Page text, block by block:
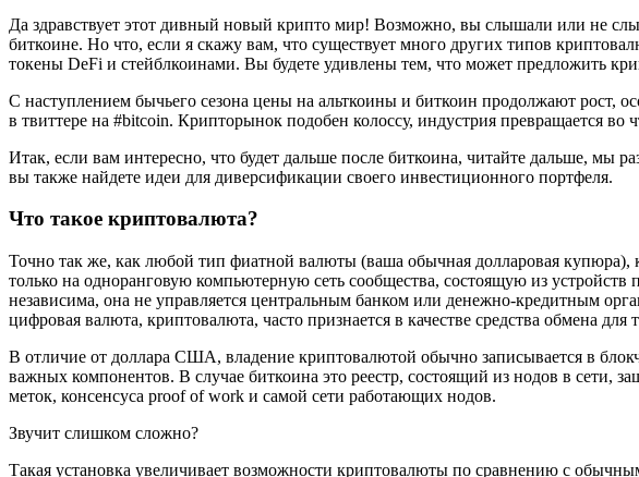
Да здравствует этот дивный новый крипто мир! Возможно, вы слышали или не
биткоине. Но что, если я скажу вам, что существует много других типов
токены DeFi и стейблкоинами. Вы будете удивлены тем, что может предложить
С наступлением бычьего сезона цены на альткоины и биткоин продолжают рoст,
в твиттере на #bitcoin. Крипторынок подобен колоссу, индустрия превращается во
Итак, если вам интересно, что будет дальше после биткоина, читайте дальше, мы
вы также найдете идеи для диверсификации своего инвестиционного портфеля.
Что такое криптовалюта?
Точно так же, как любой тип фиатной валюты (ваша обычная долларовая купюра),
только на одноранговую компьютерную сеть сообщества, состоящую из устройств
независима, она не управляется центральным банком или денежно-кредитным
цифровая валюта, криптовалюта, часто признается в качестве средства обмена для
В отличие от доллара США, владение криптовалютой обычно записывается в
важных компонентов. В случае биткоина это реестр, состоящий из нодов в сети,
меток, консенсуса proof of work и самой сети работающих нодов.
Звучит слишком сложно?
Такая установка увеличивает возможности криптовалюты по сравнению с